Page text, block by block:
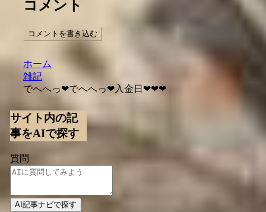
コメント
コメントを書き込む
ホーム
雑記
でへへっ❤でへへっ❤入金日❤❤❤
サイト内の記
事をAIで探す
質問
AI記事ナビで探す